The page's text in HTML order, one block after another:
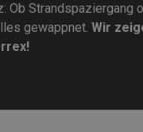
Ob Strandspaziergang
gewappnet. Wir